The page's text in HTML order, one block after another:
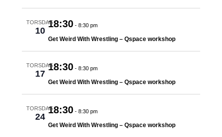
TORSDAG
10
18:30- 8:30 pm
Get Weird With Wrestling – Qspace workshop
TORSDAG
17
18:30- 8:30 pm
Get Weird With Wrestling – Qspace workshop
TORSDAG
24
18:30- 8:30 pm
Get Weird With Wrestling – Qspace workshop